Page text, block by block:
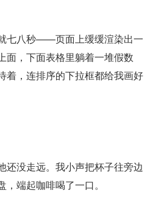
七八秒——页面上缓缓渲染出一
面，下面表格里躺着一堆假数
着，连排序的下拉框都给我画好
还没走远。我小声把杯子往旁边
端起咖啡喝了一口。